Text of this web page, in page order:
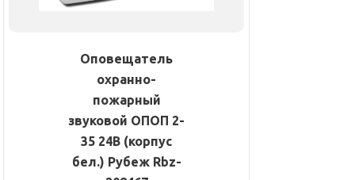
Оповещатель
охранно-
пожарный
звуковой ОПОП 2-
35 24В (корпус
бел.) Рубеж Rbz-